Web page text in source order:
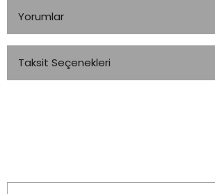
Yorumlar
Taksit Seçenekleri